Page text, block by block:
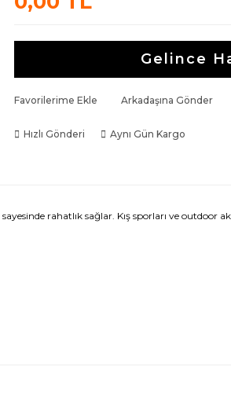
Gelince
Favorilerime Ekle Arkadaşına Gönder
Hızlı Gönderi Aynı Gün Kargo
rahatlık sağlar. Kış sporları ve outdoor